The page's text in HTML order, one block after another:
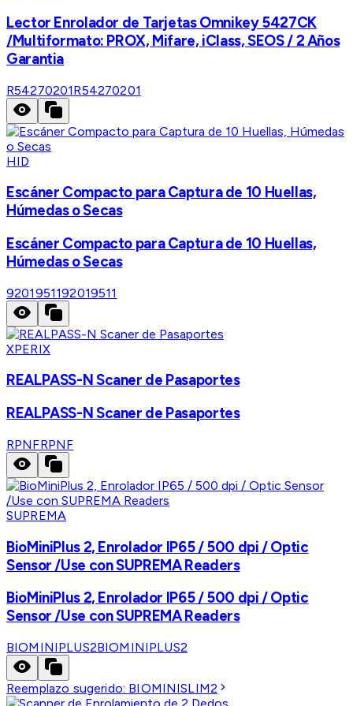
Lector Enrolador de Tarjetas Omnikey 5427CK
/Multiformato: PROX, Mifare, iClass, SEOS / 2 Años
Garantia
R54270201R54270201
HID
Escáner Compacto para Captura de 10 Huellas,
Húmedas o Secas
Escáner Compacto para Captura de 10 Huellas,
Húmedas o Secas
9201951192019511
XPERIX
REALPASS-N Scaner de Pasaportes
REALPASS-N Scaner de Pasaportes
RPNFRPNF
SUPREMA
BioMiniPlus 2, Enrolador IP65 / 500 dpi / Optic
Sensor /Use con SUPREMA Readers
BioMiniPlus 2, Enrolador IP65 / 500 dpi / Optic
Sensor /Use con SUPREMA Readers
BIOMINIPLUS2BIOMINIPLUS2
Reemplazo sugerido: BIOMINISLIM2